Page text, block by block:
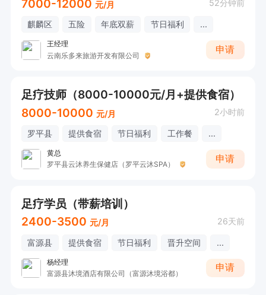
7000-12000 元/月 52分钟前
麒麟区 五险 年底双薪 节日福利 ...
王经理
云南乐多来旅游开发有限公司
申请
足疗技师（8000-10000元/月+提供食宿）
8000-10000 元/月 2小时前
罗平县 提供食宿 节日福利 工作餐 ...
黄总
罗平县云沐养生保健店（罗平云沐SPA）
申请
足疗学员（带薪培训）
2400-3500 元/月 26天前
富源县 提供食宿 节日福利 晋升空间 ...
杨经理
富源县沐境酒店有限公司（富源沐境浴都）
申请